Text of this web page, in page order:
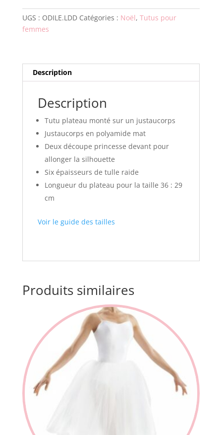
ODILE
Devant
UGS : ODILE.LDD Catégories : Noël, Tutus pour
femmes
Description
Description
Tutu plateau monté sur un justaucorps
Justaucorps en polyamide mat
Deux découpe princesse devant pour
allonger la silhouette
Six épaisseurs de tulle raide
Longueur du plateau pour la taille 36 : 29
cm
Voir le guide des tailles
Produits similaires